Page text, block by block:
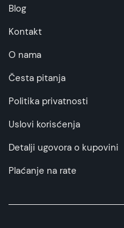
Blog
Kontakt
O nama
Česta pitanja
Politika privatnosti
Uslovi korisćenja
Detalji ugovora o kupovini
Plaćanje na rate